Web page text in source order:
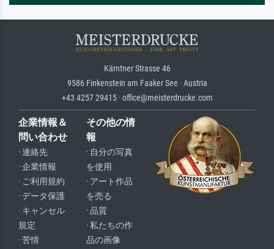
Kärntner Strasse 46
9586 Finkenstein am Faaker See · Austria
+43 4257 29415 · office@meisterdrucke.com
企業情報＆
問い合わせ
· 連絡先
· 企業情報
· ご利用規約
· データ保護
· キャンセル
規定
· 苦情
その他の情
報
· 自分の写真
を使用
· アート作品
を売る
· 品質
· 私たちの作
品の画像